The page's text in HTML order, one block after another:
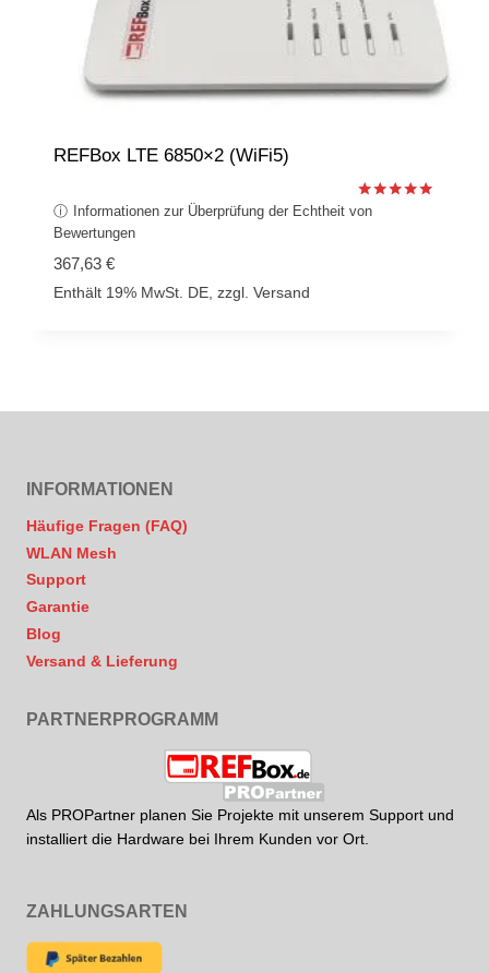
REFBox LTE 6850×2 (WiFi5)
Bewertet
ⓘ
Informationen zur Überprüfung der Echtheit von
Bewertungen
367,63 €
Enthält 19% MwSt. DE, zzgl. Versand
INFORMATIONEN
Häufige Fragen (FAQ)
WLAN Mesh
Support
Garantie
Blog
Versand & Lieferung
PARTNERPROGRAMM
Als PROPartner planen Sie Projekte mit unserem Support und
installiert die Hardware bei Ihrem Kunden vor Ort.
ZAHLUNGSARTEN